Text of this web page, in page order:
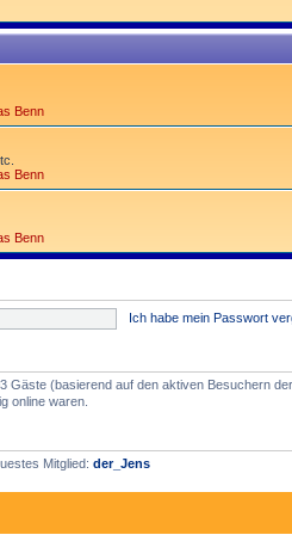
Benn
Benn
Benn
Ich habe mein Passwort
Gäste (basierend auf den aktiven Besuchern
online waren.
Mitglied: der_Jens